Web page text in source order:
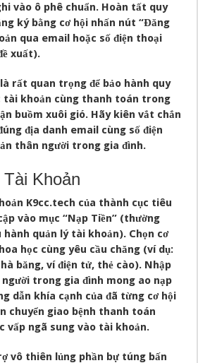
vào ô phê chuẩn. Hoàn tất quy
ký bằng cơ hội nhấn nút “Đăng
qua email hoặc số điện thoại
xuất).
rất quan trọng để bảo hành quy
tài khoản cùng thanh toán trong
buồm xuôi gió. Hãy kiên vắt chắn
địa danh email cùng số điện
thân người trong gia đình.
Khoản
K9cc.tech của thành cục tiêu
vào mục “Nạp Tiền” (thường
quản lý tài khoản). Chọn cơ
học cùng yêu cầu chăng (ví dụ:
băng, ví điện tử, thẻ cào). Nhập
trong gia đình mong ao nạp
dẫn khía cạnh của đã từng cơ hội
chuyển giao bệnh thanh toán
vấp ngã sung vào tài khoản.
vô thiên lủng phần bự túng bấn